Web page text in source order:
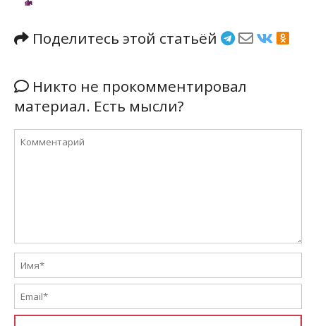
Поделитесь этой статьёй
Никто не прокомментировал
материал. Есть мысли?